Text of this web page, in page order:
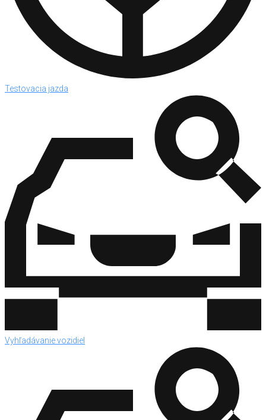
Testovacia jazda
Vyhľadávanie vozidiel